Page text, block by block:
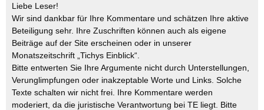
Liebe Leser!
Wir sind dankbar für Ihre Kommentare und schätzen Ihre aktive
Beteiligung sehr. Ihre Zuschriften können auch als eigene
Beiträge auf der Site erscheinen oder in unserer
Monatszeitschrift „Tichys Einblick“.
Bitte entwerten Sie Ihre Argumente nicht durch Unterstellungen,
Verunglimpfungen oder inakzeptable Worte und Links. Solche
Texte schalten wir nicht frei. Ihre Kommentare werden
moderiert, da die juristische Verantwortung bei TE liegt. Bitte